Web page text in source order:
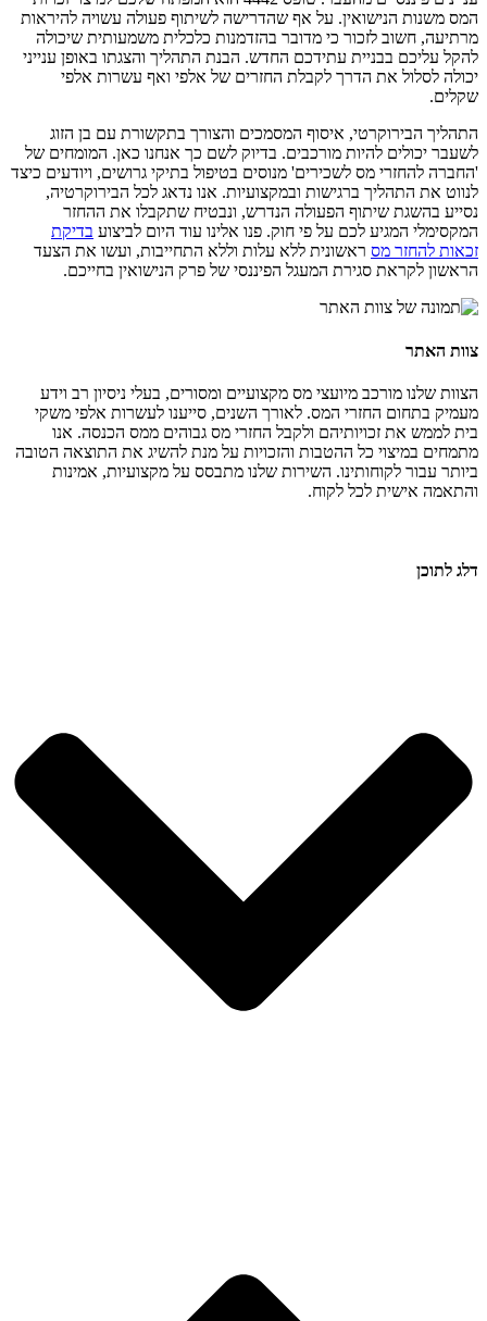
המס משנות הנישואין. על אף שהדרישה לשיתוף פעולה עשויה להיראות
מרתיעה, חשוב לזכור כי מדובר בהזדמנות כלכלית משמעותית שיכולה
להקל עליכם בבניית עתידכם החדש. הבנת התהליך והצגתו באופן ענייני
יכולה לסלול את הדרך לקבלת החזרים של אלפי ואף עשרות אלפי
שקלים.
התהליך הבירוקרטי, איסוף המסמכים והצורך בתקשורת עם בן הזוג
לשעבר יכולים להיות מורכבים. בדיוק לשם כך אנחנו כאן. המומחים של
'החברה להחזרי מס לשכירים' מנוסים בטיפול בתיקי גרושים, ויודעים כיצד
לנווט את התהליך ברגישות ובמקצועיות. אנו נדאג לכל הבירוקרטיה,
נסייע בהשגת שיתוף הפעולה הנדרש, ונבטיח שתקבלו את ההחזר
המקסימלי המגיע לכם על פי חוק. פנו אלינו עוד היום לביצוע בדיקת
זכאות להחזר מס ראשונית ללא עלות וללא התחייבות, ועשו את הצעד
הראשון לקראת סגירת המעגל הפיננסי של פרק הנישואין בחייכם.
צוות האתר
הצוות שלנו מורכב מיועצי מס מקצועיים ומסורים, בעלי ניסיון רב וידע
מעמיק בתחום החזרי המס. לאורך השנים, סייענו לעשרות אלפי משקי
בית לממש את זכויותיהם ולקבל החזרי מס גבוהים ממס הכנסה. אנו
מתמחים במיצוי כל ההטבות והזכויות על מנת להשיג את התוצאה הטובה
ביותר עבור לקוחותינו. השירות שלנו מתבסס על מקצועיות, אמינות
והתאמה אישית לכל לקוח.
דלג לתוכן